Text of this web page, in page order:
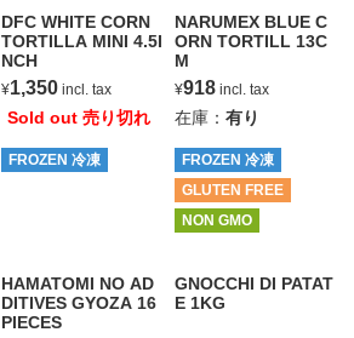
DFC WHITE CORN
TORTILLA MINI 4.5I
NCH
¥1,350incl. tax
Sold out 売り切れ
FROZEN 冷凍
NARUMEX BLUE C
ORN TORTILL 13C
M
¥918incl. tax
在庫： 有り
FROZEN 冷凍
GLUTEN FREE
NON GMO
HAMATOMI NO AD
DITIVES GYOZA 16
PIECES
GNOCCHI DI PATAT
E 1KG